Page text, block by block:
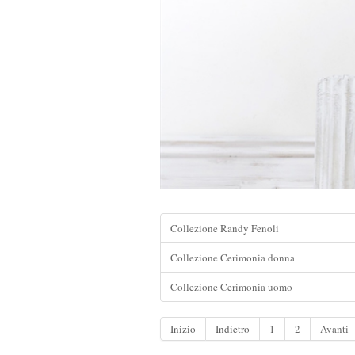
Collezione Randy Fenoli
Collezione Cerimonia donna
Collezione Cerimonia uomo
Inizio Indietro 1 2 Avanti